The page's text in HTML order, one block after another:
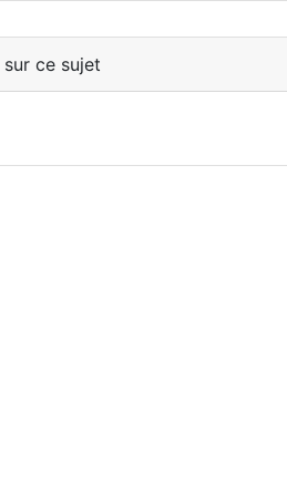
ce sujet